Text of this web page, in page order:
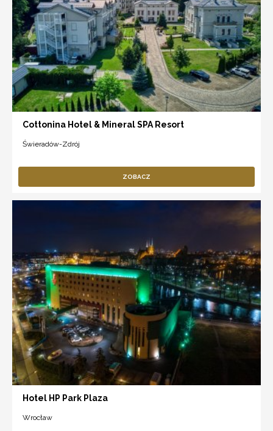
Cottonina Hotel & Mineral SPA Resort
Świeradów-Zdrój
ZOBACZ
Hotel HP Park Plaza
Wrocław